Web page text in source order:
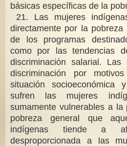
básicas específicas de la
21. Las mujeres
directamente por la
de los programas
como por las tendencias
discriminación salarial.
discriminación por
situación socioeconómica
sufren las mujeres
sumamente vulnerables a la
pobreza general que
indígenas tiende a
desproporcionada a las